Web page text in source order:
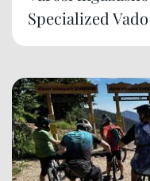
Specialized Vado